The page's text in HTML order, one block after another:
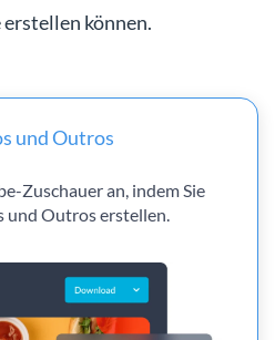
können.
und Outros
Zuschauer an, indem Sie
und Outros erstellen.